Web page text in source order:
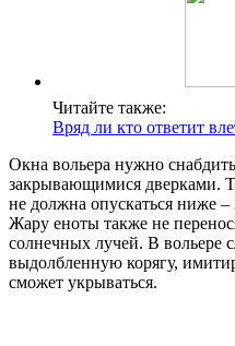
Читайте также:
Вряд ли кто ответит
Окна вольера нужно
закрывающимися дверками.
не должна опускаться ниже –
Жару еноты также не
солнечных лучей. В вольере
выдолбленную корягу,
сможет укрываться.